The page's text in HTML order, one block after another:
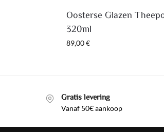
Oosterse Glazen
320ml
89,00€
Gratis levering
Vanaf 50€ aankoop